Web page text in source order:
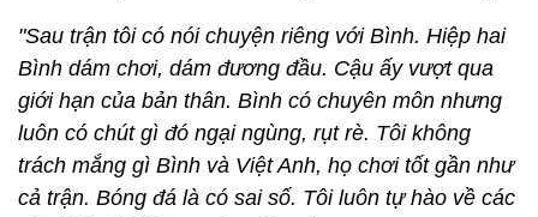
"Sau trận tôi có nói chuyện riêng với Bình. Hiệp hai
Bình dám chơi, dám đương đầu. Cậu ấy vượt qua
giới hạn của bản thân. Bình có chuyên môn nhưng
luôn có chút gì đó ngại ngùng, rụt rè. Tôi không
trách mắng gì Bình và Việt Anh, họ chơi tốt gần như
cả trận. Bóng đá là có sai số. Tôi luôn tự hào về các